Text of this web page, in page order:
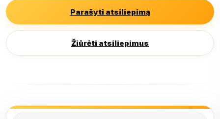
Parašyti atsiliepimą
Žiūrėti atsiliepimus